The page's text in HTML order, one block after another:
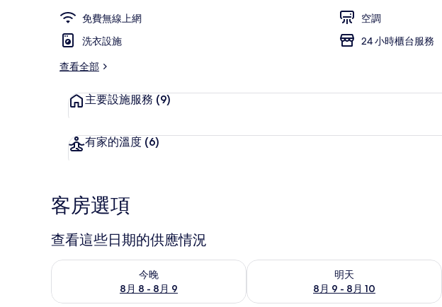
免費無線上網
空調
洗衣設施
24 小時櫃台服務
查看全部
主要設施服務 (9)
有家的溫度 (6)
客房選項
查看這些日期的供應情況
今晚
8月 8 - 8月 9
查看今晚 (8月 8 - 8月 9) 的供應情況
明天
8月 9 - 8月 10
查看明天 (8月 9 - 8月 10) 的供應情況